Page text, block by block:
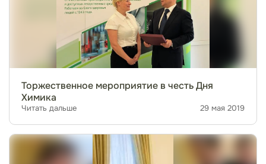
Торжественное мероприятие в честь Дня
Химика
Читать дальше 29 мая 2019